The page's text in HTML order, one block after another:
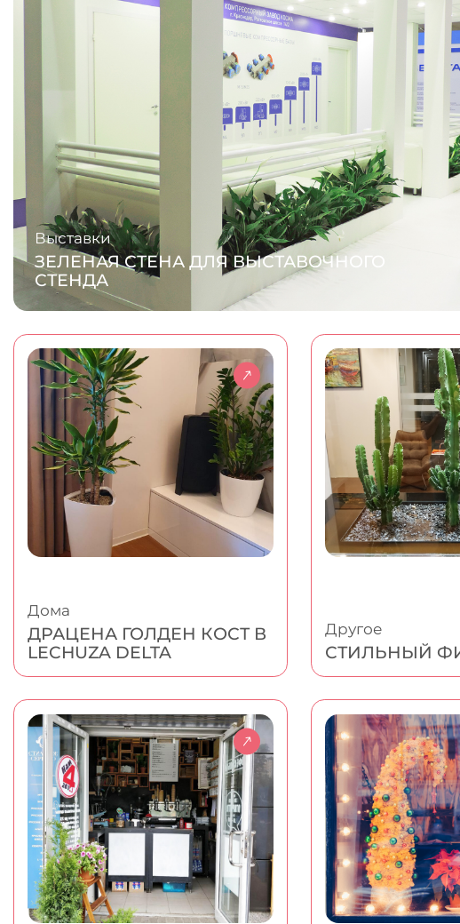
Выставки
ЗЕЛЕНАЯ СТЕНА ДЛЯ ВЫСТАВОЧНОГО
СТЕНДА
Дома
ДРАЦЕНА ГОЛДЕН КОСТ В
LECHUZA DELTA
Другое
СТИЛЬНЫЙ